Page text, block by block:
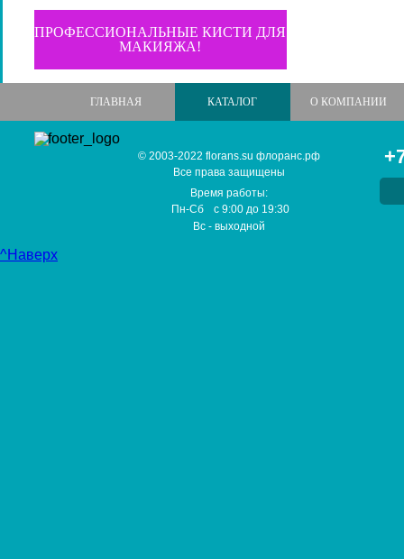
ПРОФЕССИОНАЛЬНЫЕ КИСТИ ДЛЯ
МАКИЯЖА!
ГЛАВНАЯ КАТАЛОГ О КОМПАНИИ
© 2003-2022 florans.su флоранс.рф
Все права защищены
Время работы:
Пн-Сб
с9:00 до 19:30
Вс - выходной
^Наверх